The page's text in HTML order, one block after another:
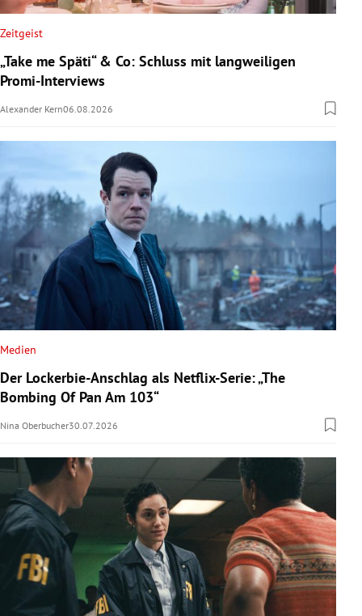
Zeitgeist
„Take me Späti“ & Co: Schluss mit langweiligen
Promi-Interviews
Alexander Kern06.08.2026
Medien
Der Lockerbie-Anschlag als Netflix-Serie: „The
Bombing Of Pan Am 103“
Nina Oberbucher30.07.2026